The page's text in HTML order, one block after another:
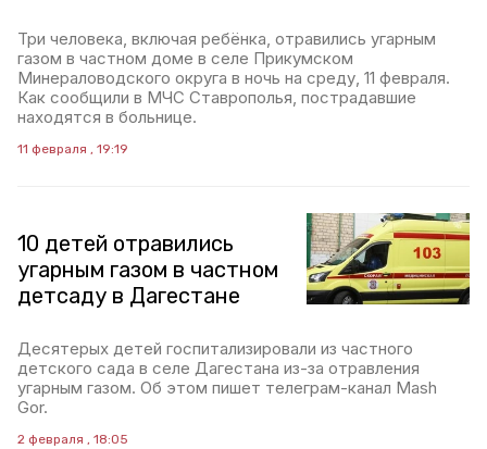
Три человека, включая ребёнка, отравились угарным
газом в частном доме в селе Прикумском
Минераловодского округа в ночь на среду, 11 февраля.
Как сообщили в МЧС Ставрополья, пострадавшие
находятся в больнице.
11 февраля , 19:19
10 детей отравились
угарным газом в частном
детсаду в Дагестане
Десятерых детей госпитализировали из частного
детского сада в селе Дагестана из-за отравления
угарным газом. Об этом пишет телеграм-канал Mash
Gor.
2 февраля , 18:05